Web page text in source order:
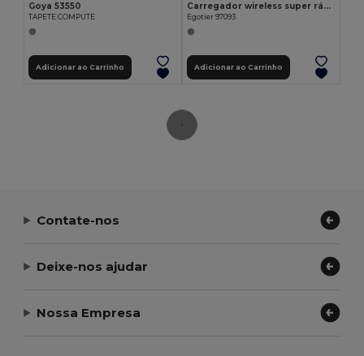
Goya 53550
TAPETE COMPUTE
Adicionar ao Carrinho
Carregador wireless super rápido 15W em PET reciclado (100% rPET)
Egotier 97093
Adicionar ao Carrinho
Contate-nos
Deixe-nos ajudar
Nossa Empresa